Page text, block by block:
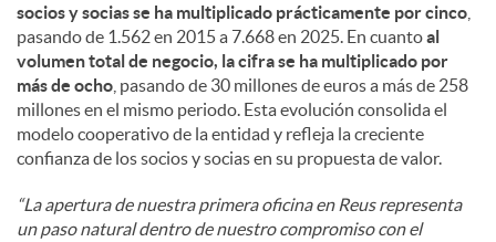
socios y socias se ha multiplicado prácticamente por cinco
pasando de 1.562 en 2015 a 7.668 en 2025. En cuantoal
volumen total de negocio, la cifra se ha multiplicado por
más de ocho , pasando de 30 millones de euros a más de 258
millones en el mismo periodo. Esta evolución consolida el
modelo cooperativo de la entidad y refleja la creciente
confianza de los socios y socias en su propuesta de valor.
“La apertura de nuestra primera oficina en Reus representa
un paso natural dentro de nuestro compromiso con el